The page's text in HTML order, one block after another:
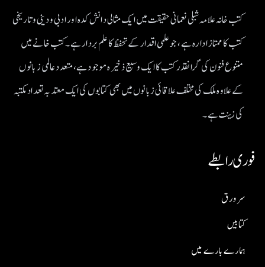
کتب خانہ علامہ شبلی نعمانی حقیقت میں ایک مثالی دانش کدہ اور ادبی ودینی و تاریخی
کتب کا ممتاز ادارہ ہے، جو علمی اقدار کے تحفظ کا علم بردار ہے۔کتب خانے میں
متنوع فنون کی گرانقدر کتب کا ایک وسیع ذخیرہ موجود ہے، متعدد عالمی زبانوں
کے علاوہ ملک کی مختلف علاقائی زبانوں میں بھی کتابوں کی ایک معتد بہ تعداد مکتبہ
کی زینت ہے۔
فوری رابطے
ہمارے بارے میں
کتابیں
سر ورق